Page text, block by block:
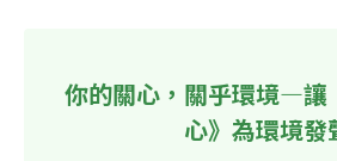
你的關心，關乎環境—讓
心》為環境發